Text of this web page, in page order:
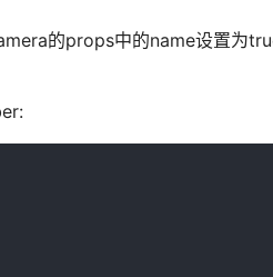
的props中的name设置为